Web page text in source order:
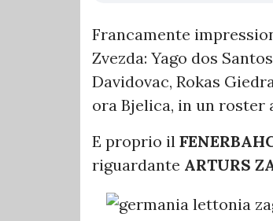
Francamente
Zvezda: Yago dos
Davidovac, Rokas
ora Bjelica, in un roster
E proprio il
riguardante ARTURS